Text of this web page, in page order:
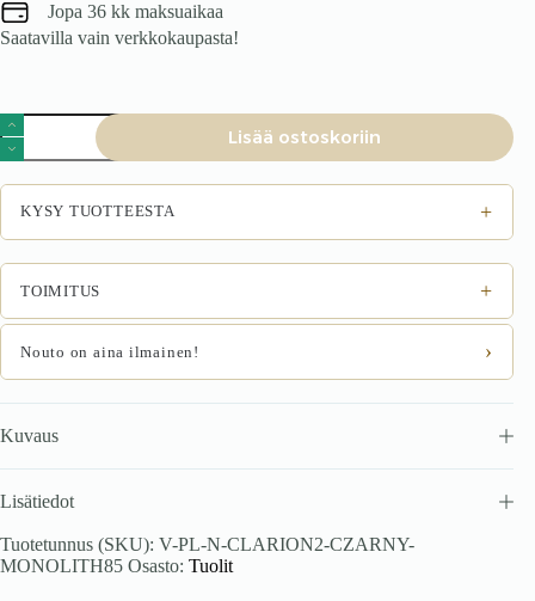
Jopa 36 kk maksuaikaa
Saatavilla vain verkkokaupasta!
Tuoli
CLARVEN,
musta
/
Monoliitti
määrä
Lisää ostoskoriin
KYSY TUOTTEESTA +
TOIMITUS +
Nouto on aina ilmainen! ›
Kuvaus
Lisätiedot
Tuotetunnus (SKU): V-PL-N-CLARION2-CZARNY-
MONOLITH85 Osasto: Tuolit